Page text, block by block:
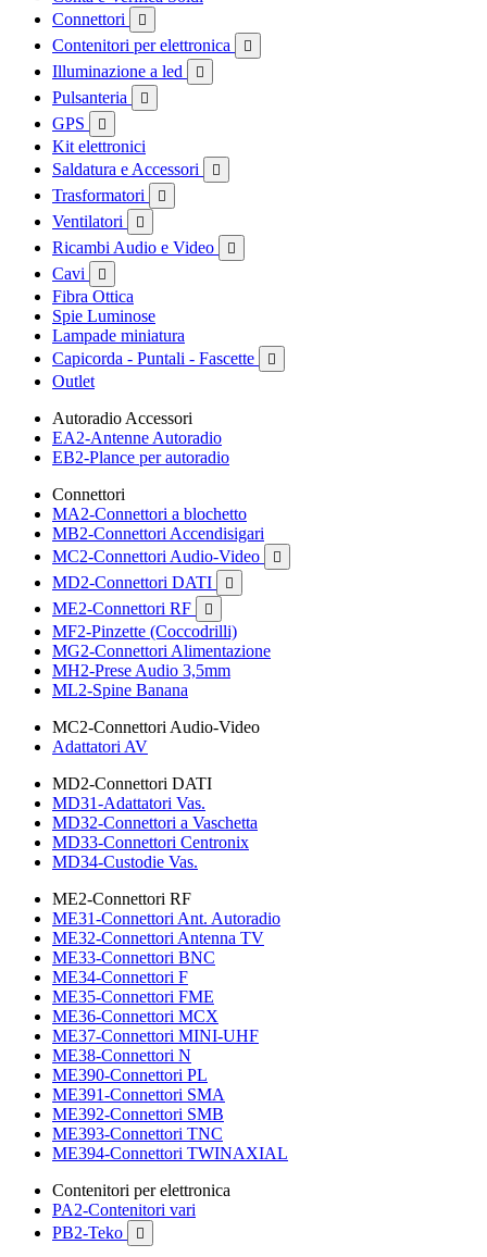
Connettori

Contenitori per elettronica 
Illuminazione a led 
Pulsanteria 
GPS 
Kit elettronici
Saldatura e Accessori

Trasformatori 
Ventilatori 
Ricambi Audio e Video 
Cavi 
Fibra Ottica
Spie Luminose
Lampade miniatura
Capicorda - Puntali - Fascette

Outlet
Autoradio Accessori
EA2-Antenne Autoradio
EB2-Plance per autoradio
Connettori
MA2-Connettori a blochetto
MB2-Connettori Accendisigari
MC2-Connettori Audio-Video

MD2-Connettori DATI 
ME2-Connettori RF 
MF2-Pinzette (Coccodrilli)
MG2-Connettori Alimentazione
MH2-Prese Audio 3,5mm
ML2-Spine Banana
MC2-Connettori Audio-Video
Adattatori AV
MD2-Connettori DATI
MD31-Adattatori Vas.
MD32-Connettori a Vaschetta
MD33-Connettori Centronix
MD34-Custodie Vas.
ME2-Connettori RF
ME31-Connettori Ant. Autoradio
ME32-Connettori Antenna TV
ME33-Connettori BNC
ME34-Connettori F
ME35-Connettori FME
ME36-Connettori MCX
ME37-Connettori MINI-UHF
ME38-Connettori N
ME390-Connettori PL
ME391-Connettori SMA
ME392-Connettori SMB
ME393-Connettori TNC
ME394-Connettori TWINAXIAL
Contenitori per elettronica
PA2-Contenitori vari
PB2-Teko
